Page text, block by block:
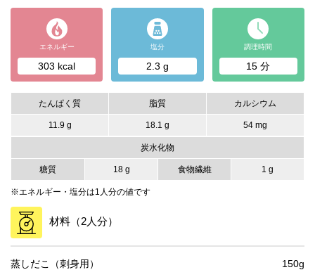
エネルギー
303 kcal
塩分
2.3 g
調理時間
15 分
たんぱく質 脂質 カルシウム
11.9 g 18.1 g 54 mg
炭水化物
糖質 18 g 食物繊維 1 g
※エネルギー・塩分は1人分の値です
材料（2人分）
蒸しだこ（刺身用） 150g